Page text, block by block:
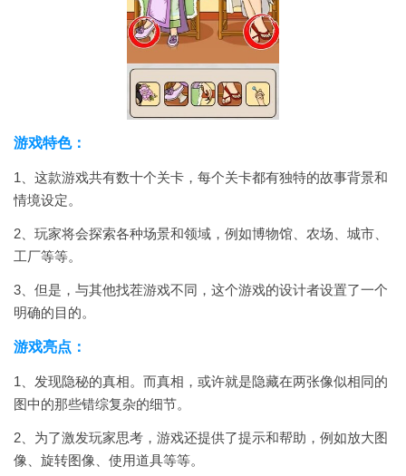
游戏特色：
1、这款游戏共有数十个关卡，每个关卡都有独特的故事背景和
情境设定。
2、玩家将会探索各种场景和领域，例如博物馆、农场、城市、
工厂等等。
3、但是，与其他找茬游戏不同，这个游戏的设计者设置了一个
明确的目的。
游戏亮点：
1、发现隐秘的真相。而真相，或许就是隐藏在两张像似相同的
图中的那些错综复杂的细节。
2、为了激发玩家思考，游戏还提供了提示和帮助，例如放大图
像、旋转图像、使用道具等等。